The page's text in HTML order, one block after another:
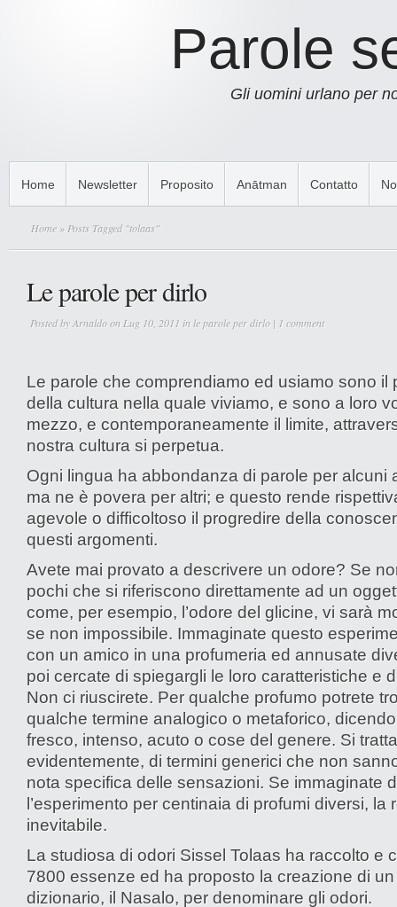
Parole
Gli uomini urlano per
Home Newsletter Proposito Anātman Contatto
Home » Posts Tagged "tolaas"
Le parole per dirlo
Posted byArnaldoon Lug 10, 2011 in le parole per dirlo | 1 comment
Le parole che comprendiamo ed usiamo sono il
della cultura nella quale viviamo, e sono a loro
mezzo, e contemporaneamente il limite,
nostra cultura si perpetua.
Ogni lingua ha abbondanza di parole per alcuni
ma ne è povera per altri; e questo rende
agevole o difficoltoso il progredire della
questi argomenti.
Avete mai provato a descrivere un odore? Se
pochi che si riferiscono direttamente ad un
come, per esempio, l’odore del glicine, vi sarà
se non impossibile. Immaginate questo
con un amico in una profumeria ed annusate
poi cercate di spiegargli le loro caratteristiche e
Non ci riuscirete. Per qualche profumo potrete
qualche termine analogico o metaforico,
fresco, intenso, acuto o cose del genere. Si
evidentemente, di termini generici che non
nota specifica delle sensazioni. Se immaginate
l’esperimento per centinaia di profumi diversi, la
inevitabile.
La studiosa di odori Sissel Tolaas ha raccolto e
7800 essenze ed ha proposto la creazione di
dizionario, il Nasalo, per denominare gli odori.